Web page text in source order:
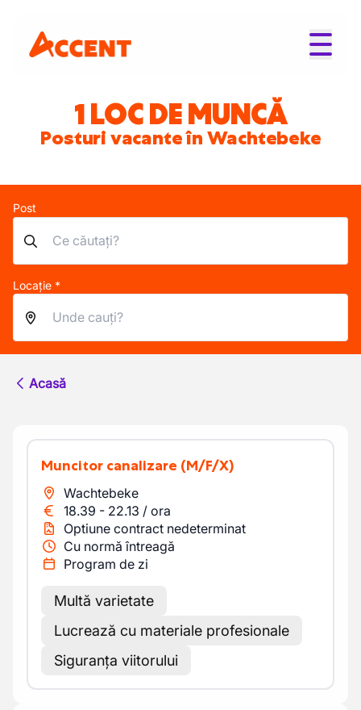
1 LOC DE MUNCĂ
Posturi vacante în Wachtebeke
Post
Locație *
Acasă
Muncitor canalizare (M/F/X)
Wachtebeke
18.39 - 22.13 / ora
Optiune contract nedeterminat
Cu normă întreagă
Program de zi
Multă varietate
Lucrează cu materiale profesionale
Siguranța viitorului